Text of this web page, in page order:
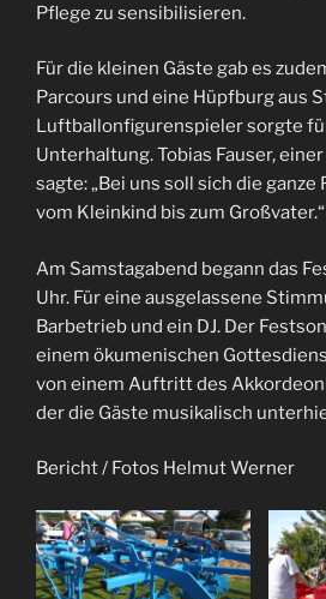
Pflege zu sensibilisieren.
Für die kleinen Gäste gab es
Parcours und eine Hüpfburg aus
Luftballonfigurenspieler sorgte
Unterhaltung. Tobias Fauser,
sagte: „Bei uns soll sich die
vom Kleinkind bis zum Großvater.“
Am Samstagabend begann das
Uhr. Für eine ausgelassene
Barbetrieb und ein DJ. Der
einem ökumenischen
von einem Auftritt des
der die Gäste musikalisch
Bericht / Fotos Helmut Werner